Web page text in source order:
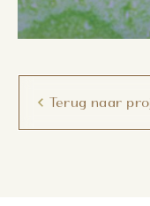
Terug naar